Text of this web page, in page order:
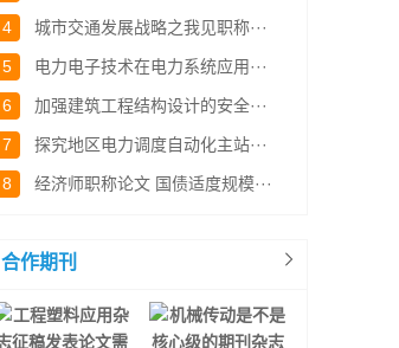
4 城市交通发展战略之我见职称···
5 电力电子技术在电力系统应用···
6 加强建筑工程结构设计的安全···
7 探究地区电力调度自动化主站···
8 经济师职称论文 国债适度规模···
合作期刊